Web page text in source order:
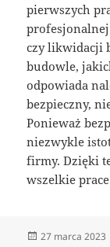
pierwszych
czy likwidacji
budowle,
odpowiada
bezpieczny,
Ponieważ
niezwykle
firmy. Dzięki
wszelkie
Data
27 marca 2023